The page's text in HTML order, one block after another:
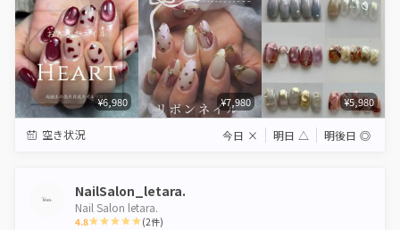
¥6,980 ¥7,980 ¥5,980
空き状況 今日 × 明日 △ 明後日 ◎
NailSalon_letara.
Nail Salon letara.
4.8 (2件)